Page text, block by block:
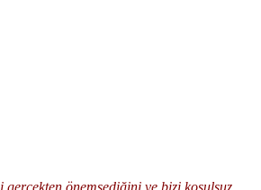
önemsediğini ve bizi koşulsuz